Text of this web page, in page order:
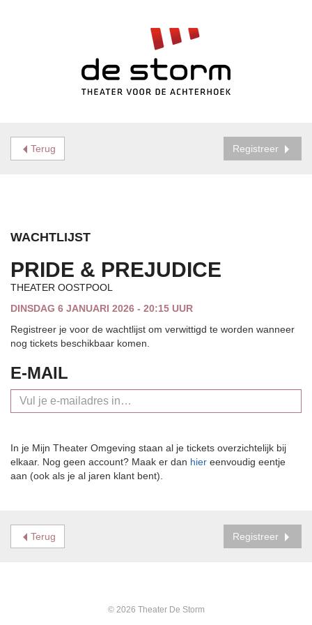
Terug Registreer
WACHTLIJST
PRIDE & PREJUDICE
THEATER OOSTPOOL
DINSDAG 6 JANUARI 2026 - 20:15 UUR
Registreer je voor de wachtlijst om verwittigd te worden wanneer
nog tickets beschikbaar komen.
E-MAIL
In je Mijn Theater Omgeving staan al je tickets overzichtelijk bij
elkaar. Nog geen account? Maak er dan hier eenvoudig eentje
aan (ook als je al jaren klant bent).
Terug Registreer
© 2026 Theater De Storm